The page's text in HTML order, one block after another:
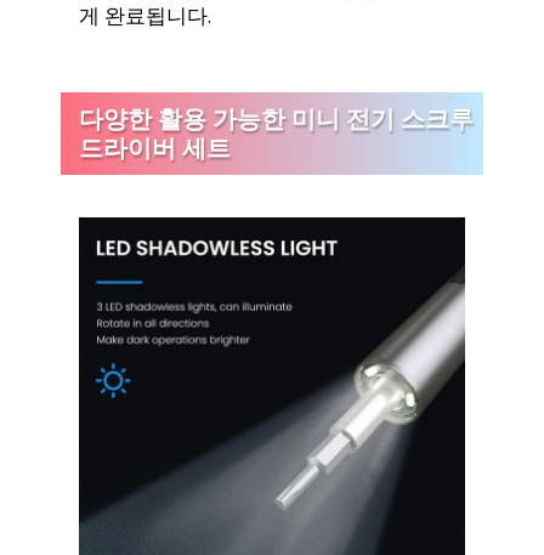
게 완료됩니다.
다양한 활용 가능한 미니 전기 스크루
드라이버 세트